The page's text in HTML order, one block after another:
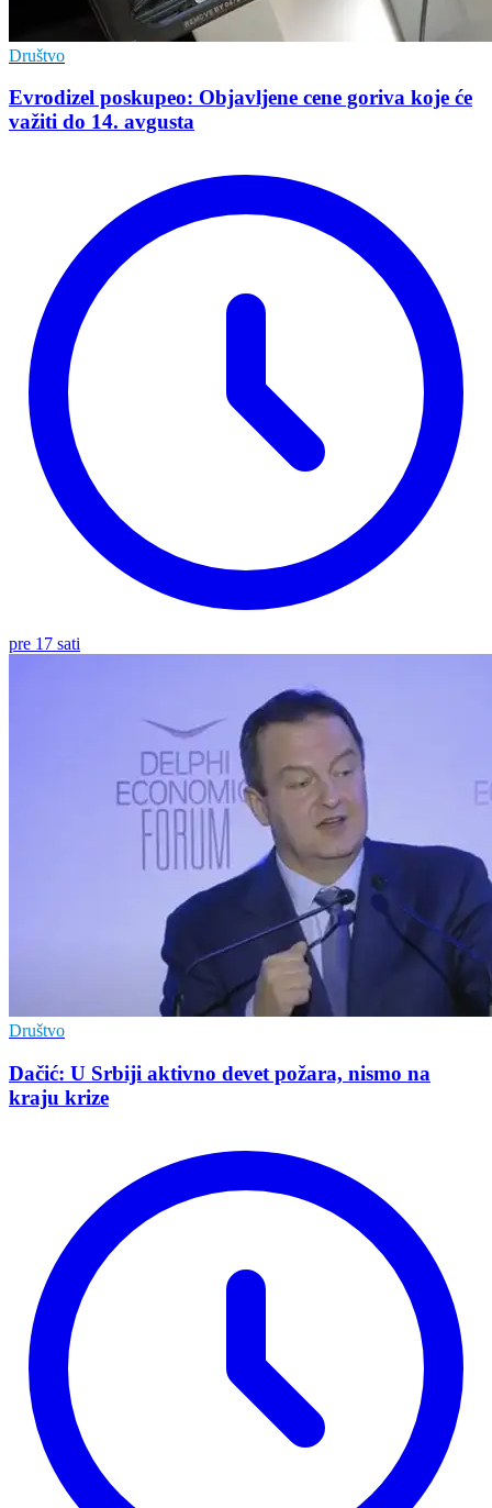
Društvo
Evrodizel poskupeo: Objavljene cene goriva koje će
važiti do 14. avgusta
pre 17 sati
Društvo
Dačić: U Srbiji aktivno devet požara, nismo na
kraju krize